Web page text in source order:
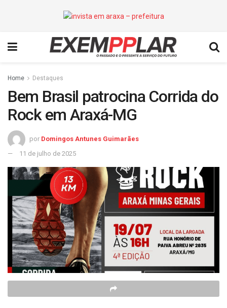
Home Destaques
Bem Brasil patrocina Corrida do
Rock em Araxá-MG
por Domingos Antunes Guimarães
11 de julho de 2025